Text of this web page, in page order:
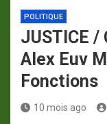
POLITIQUE
JUSTICE /
Alex Euv
Fonctions
10 mois ago